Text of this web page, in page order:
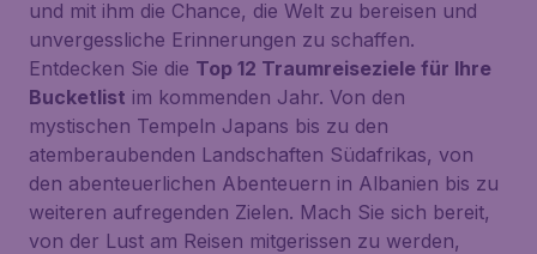
und mit ihm die Chance, die Welt zu bereisen und
unvergessliche Erinnerungen zu schaffen.
Entdecken Sie die Top 12 Traumreiseziele für Ihre
Bucketlist im kommenden Jahr. Von den
mystischen Tempeln Japans bis zu den
atemberaubenden Landschaften Südafrikas, von
den abenteuerlichen Abenteuern in Albanien bis zu
weiteren aufregenden Zielen. Mach Sie sich bereit,
von der Lust am Reisen mitgerissen zu werden,